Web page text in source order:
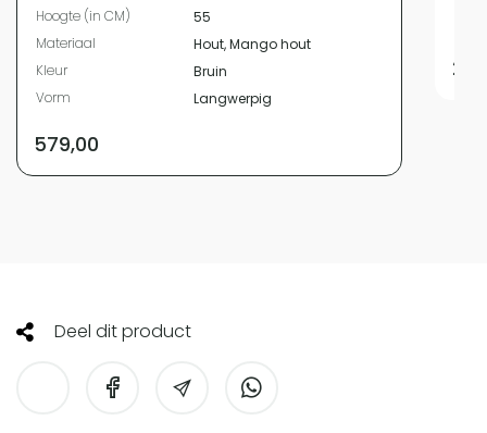
Hoogte (in CM)
55
Materiaal
Hout, Mango hout
Kleur
Bruin
Vorm
Langwerpig
579,00
Deel dit product